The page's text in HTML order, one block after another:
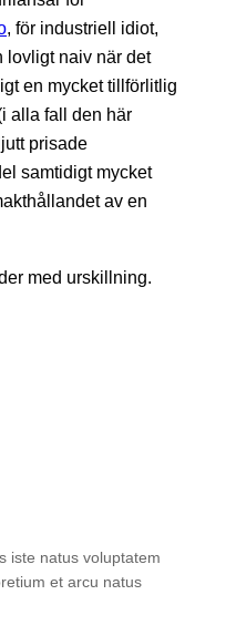
, för industriell idiot,
lovligt naiv när det
en mycket tillförlitlig
alla fall den här
prisade
samtidigt mycket
av en
med urskillning.
iste natus voluptatem
et arcu natus